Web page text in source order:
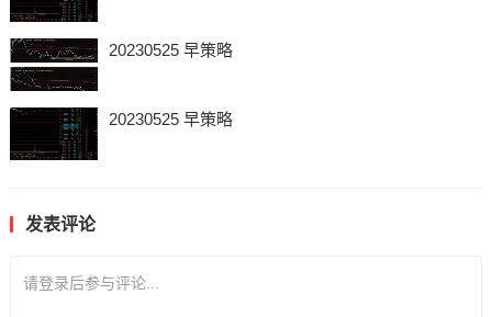
20230525 早策略
20230525 早策略
发表评论
请登录后参与评论...